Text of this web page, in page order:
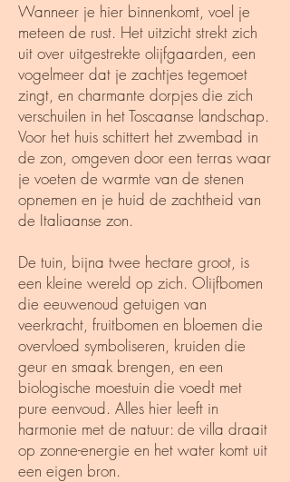
Wanneer je hier binnenkomt, voel je
meteen de rust. Het uitzicht strekt zich
uit over uitgestrekte olijfgaarden, een
vogelmeer dat je zachtjes tegemoet
zingt, en charmante dorpjes die zich
verschuilen in het Toscaanse landschap.
Voor het huis schittert het zwembad in
de zon, omgeven door een terras waar
je voeten de warmte van de stenen
opnemen en je huid de zachtheid van
de Italiaanse zon.
De tuin, bijna twee hectare groot, is
een kleine wereld op zich. Olijfbomen
die eeuwenoud getuigen van
veerkracht, fruitbomen en bloemen die
overvloed symboliseren, kruiden die
geur en smaak brengen, en een
biologische moestuin die voedt met
pure eenvoud. Alles hier leeft in
harmonie met de natuur: de villa draait
op zonne-energie en het water komt uit
een eigen bron.